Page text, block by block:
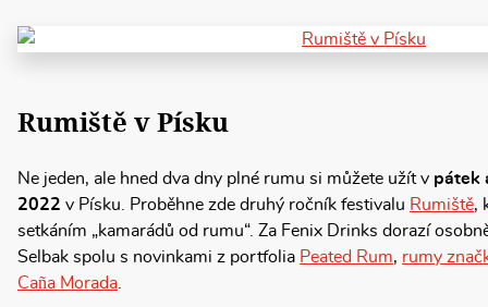
Rumiště v Písku
Ne jeden, ale hned dva dny plné rumu si můžete užít v pátek
2022 v Písku. Proběhne zde druhý ročník festivalu Rumiště,
setkáním „kamarádů od rumu“. Za Fenix Drinks dorazí
Selbak spolu s novinkami z portfolia Peated Rum, rumy
Caña Morada